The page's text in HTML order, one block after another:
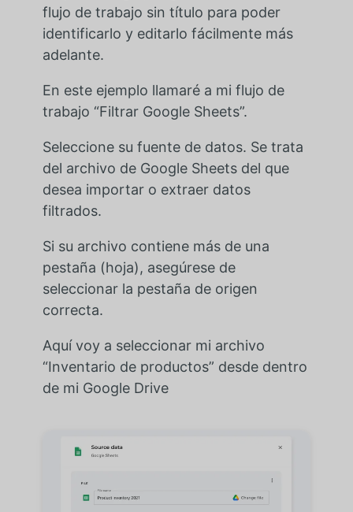
flujo de trabajo sin título para poder
identificarlo y editarlo fácilmente más
adelante.
En este ejemplo llamaré a mi flujo de
trabajo “Filtrar Google Sheets”.
Seleccione su fuente de datos. Se trata
del archivo de Google Sheets del que
desea importar o extraer datos
filtrados.
Si su archivo contiene más de una
pestaña (hoja), asegúrese de
seleccionar la pestaña de origen
correcta.
Aquí voy a seleccionar mi archivo
“Inventario de productos” desde dentro
de mi Google Drive